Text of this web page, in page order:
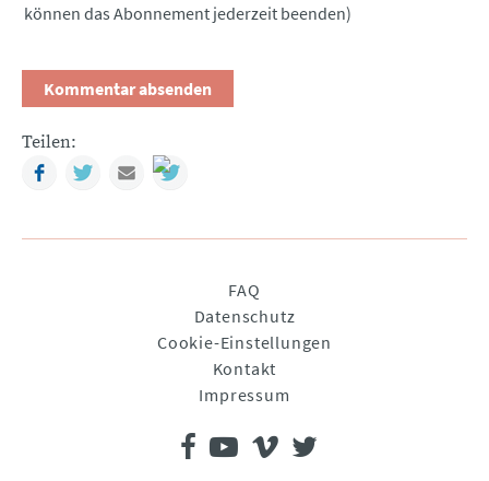
können das Abonnement jederzeit beenden)
Teilen:
FacebookTwitterMail
FAQ
Datenschutz
Cookie-Einstellungen
Kontakt
Impressum